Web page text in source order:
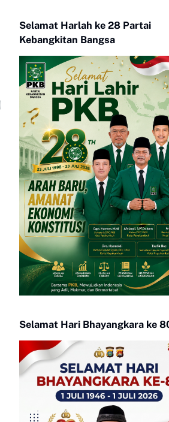
Selamat Harlah ke 28 Partai
Kebangkitan Bangsa
Selamat Hari Bhayangkara ke